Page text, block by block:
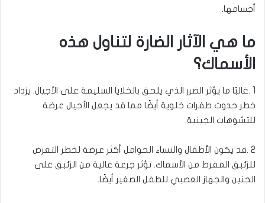
أجسامها.
ما هي الآثار الضارة لتناول هذه
الأسماك؟
1
.غالبًا ما يؤثر الضرر الذي يلحق بالخلايا السليمة على الأجيال. يزداد
خطر حدوث طفرات خلوية أيضًا مما قد يجعل الأجيال عرضة
للتشوهات الجينية.
2
.قد يكون الأطفال والنساء الحوامل أكثر عرضة لخطر التعرض
للزئبق المفرط من الأسماك. تؤثر جرعة عالية من الزئبق على
الجنين والجهاز العصبي للطفل الصغير أيضًا.